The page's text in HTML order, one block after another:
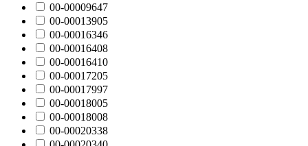
00-00009647
00-00013905
00-00016346
00-00016408
00-00016410
00-00017205
00-00017997
00-00018005
00-00018008
00-00020338